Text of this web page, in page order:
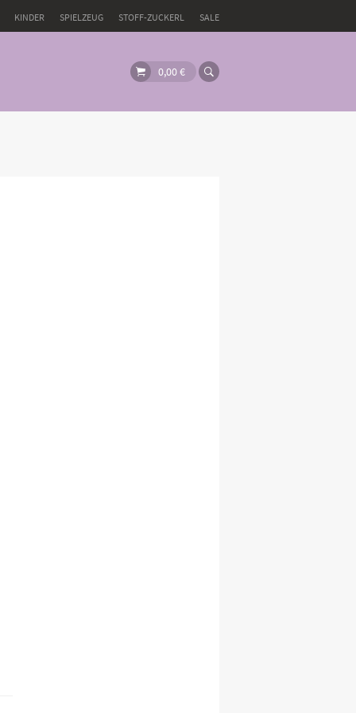
KINDER SPIELZEUG STOFF-ZUCKERL SALE
0,00€